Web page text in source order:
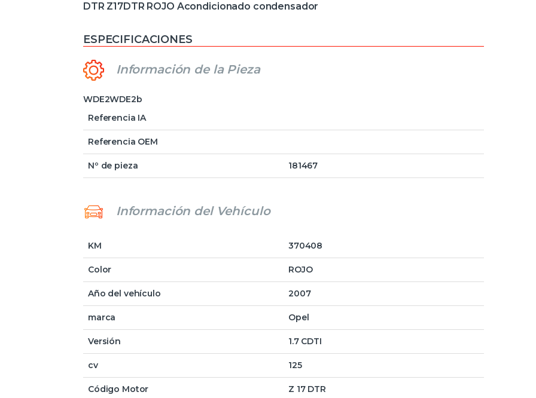
DTR Z17DTR ROJO Acondicionado condensador
ESPECIFICACIONES
Información de la Pieza
WDE2WDE2b
Referencia IA
Referencia OEM
Nº de pieza 181467
Información del Vehículo
KM 370408
Color ROJO
Año del vehículo 2007
marca Opel
Versión 1.7 CDTI
cv 125
Código Motor Z 17 DTR